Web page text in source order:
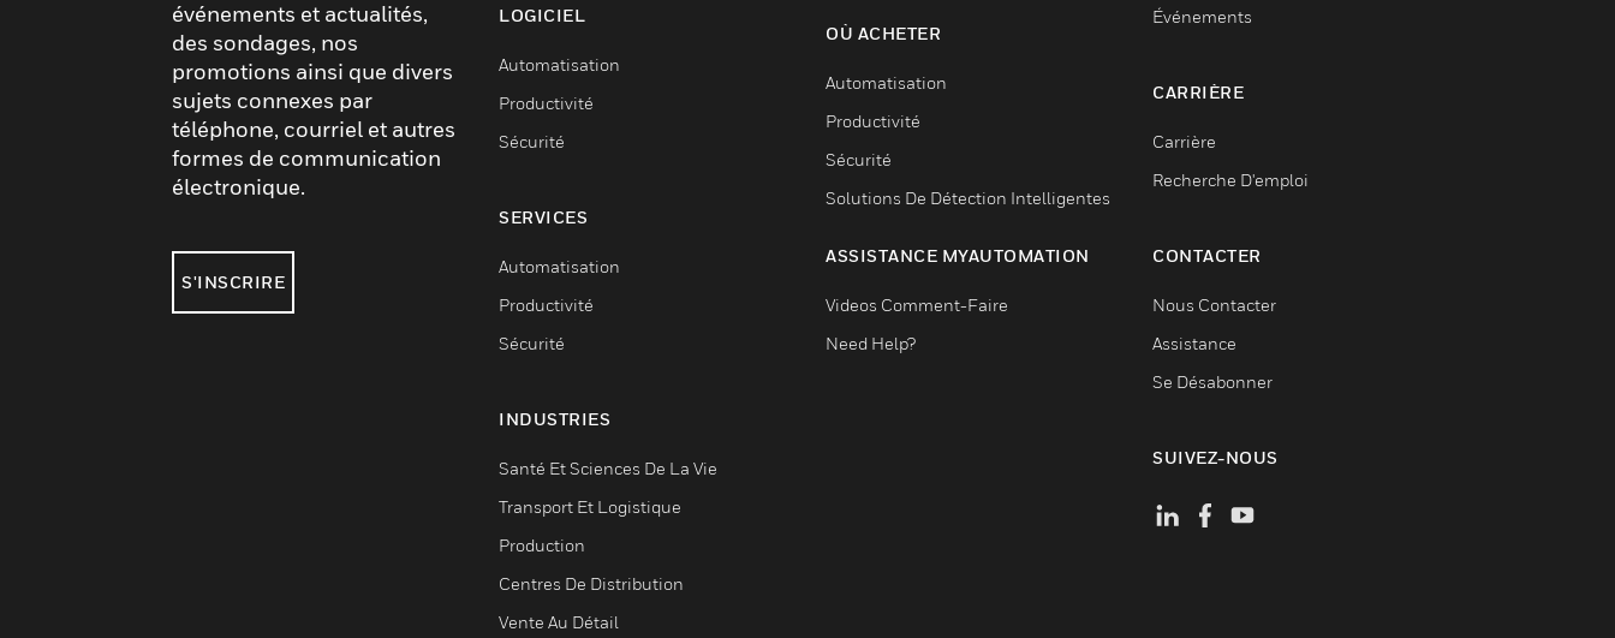
événements et actualités,
des sondages, nos
promotions ainsi que divers
sujets connexes par
téléphone, courriel et autres
formes de communication
électronique.
S'INSCRIRE
LOGICIEL
Automatisation
Productivité
Sécurité
SERVICES
Automatisation
Productivité
Sécurité
INDUSTRIES
Santé Et Sciences De La Vie
Transport Et Logistique
Production
Centres De Distribution
Vente Au Détail
OÙ ACHETER
Automatisation
Productivité
Sécurité
Solutions De Détection Intelligentes
ASSISTANCE MYAUTOMATION
Videos Comment-Faire
Need Help?
Événements
CARRIÈRE
Carrière
Recherche D'emploi
CONTACTER
Nous Contacter
Assistance
Se Désabonner
SUIVEZ-NOUS